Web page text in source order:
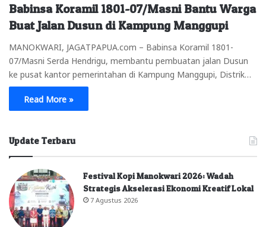
Babinsa Koramil 1801-07/Masni Bantu Warga
Buat Jalan Dusun di Kampung Manggupi
MANOKWARI, JAGATPAPUA.com – Babinsa Koramil 1801-
07/Masni Serda Hendrigu, membantu pembuatan jalan Dusun
ke pusat kantor pemerintahan di Kampung Manggupi, Distrik…
Read More »
Update Terbaru
Festival Kopi Manokwari 2026: Wadah
Strategis Akselerasi Ekonomi Kreatif Lokal
7 Agustus 2026